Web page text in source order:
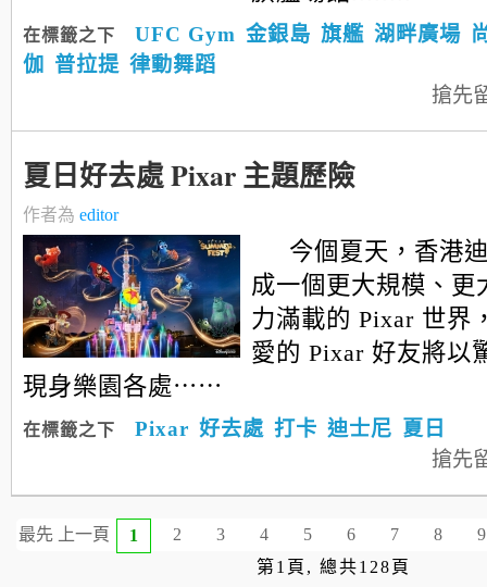
在標籤之下 UFC Gym 金銀島 旗艦 湖畔廣場
伽
普拉提 律動舞蹈
搶先
夏日好去處 Pixar 主題歷險
作者為 editor
今個夏天，香港
成一個更大規模、更
力滿載的 Pixar 世界
愛的 Pixar 好友將以
現身樂園各處⋯⋯
在標籤之下 Pixar 好去處 打卡 迪士尼 夏日
搶先
最先 上一頁 1 2 3 4 5 6 7 8
9
第1頁, 總共128頁